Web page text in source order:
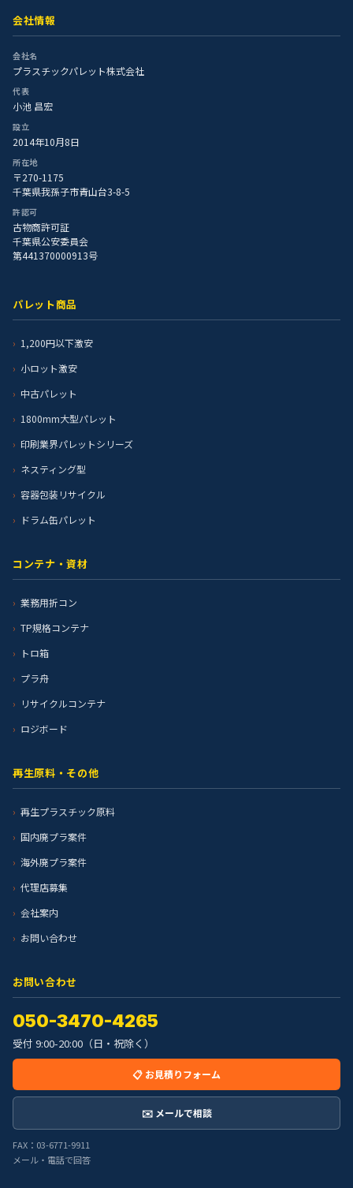
会社情報
会社名
プラスチックパレット株式会社
代表
小池 昌宏
設立
2014年10月8日
所在地
〒270-1175
千葉県我孫子市青山台3-8-5
許認可
古物商許可証
千葉県公安委員会
第441370000913号
パレット商品
1,200円以下激安
小ロット激安
中古パレット
1800mm大型パレット
印刷業界パレットシリーズ
ネスティング型
容器包装リサイクル
ドラム缶パレット
コンテナ・資材
業務用折コン
TP規格コンテナ
トロ箱
プラ舟
リサイクルコンテナ
ロジボード
再生原料・その他
再生プラスチック原料
国内廃プラ案件
海外廃プラ案件
代理店募集
会社案内
お問い合わせ
お問い合わせ
050-3470-4265
受付 9:00-20:00（日・祝除く）
📋 お見積りフォーム
✉️ メールで相談
FAX：03-6771-9911
メール・電話で回答